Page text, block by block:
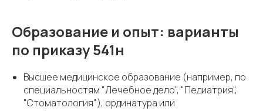
Образование и опыт: варианты
по приказу 541н
Высшее медицинское образование (например, по
специальностям "Лечебное дело", "Педиатрия",
"Стоматология"), ординатура или